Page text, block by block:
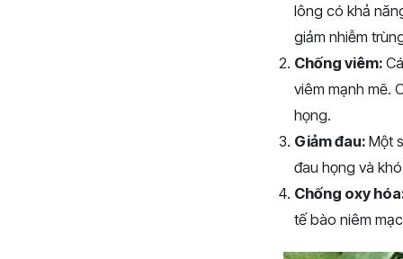
lông có khả
giảm nhiễm
Chống viêm:
viêm mạnh mẽ.
họng.
Giảm đau: Một
đau họng và
Chống oxy
tế bào niêm